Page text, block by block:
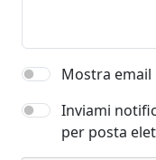
Mostra email
Inviami
per posta